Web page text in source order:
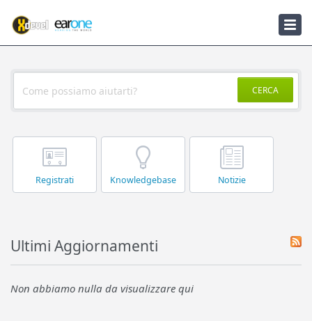
Notizie
CERCA
Registrati Knowledgebase Notizie
Ultimi Aggiornamenti
Non abbiamo nulla da visualizzare qui